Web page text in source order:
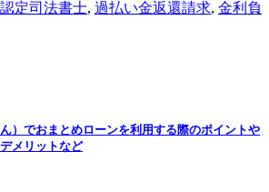
認定司法書士, 過払い金返還請求, 金利負
）でおまとめローンを利用する際のポイントや
メリットなど